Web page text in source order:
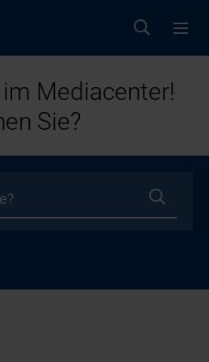
Mediacenter!
Sie?